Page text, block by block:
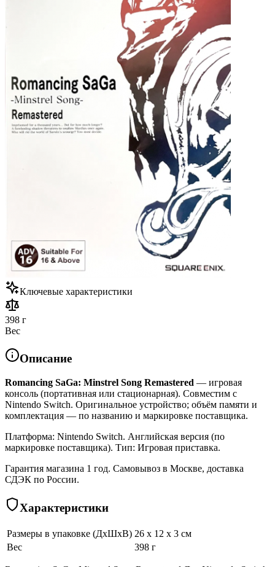
Ключевые характеристики
398 г
Вес
Описание
Romancing SaGa: Minstrel Song Remastered — игровая
консоль (портативная или стационарная). Совместим с
Nintendo Switch. Оригинальное устройство; объём памяти и
комплектация — по названию и маркировке поставщика.
Платформа: Nintendo Switch. Английская версия (по
маркировке поставщика). Тип: Игровая приставка.
Гарантия магазина 1 год. Самовывоз в Москве, доставка
СДЭК по России.
Характеристики
Размеры в упаковке (ДхШхВ) 26 x 12 x 3 см
Вес
398 г